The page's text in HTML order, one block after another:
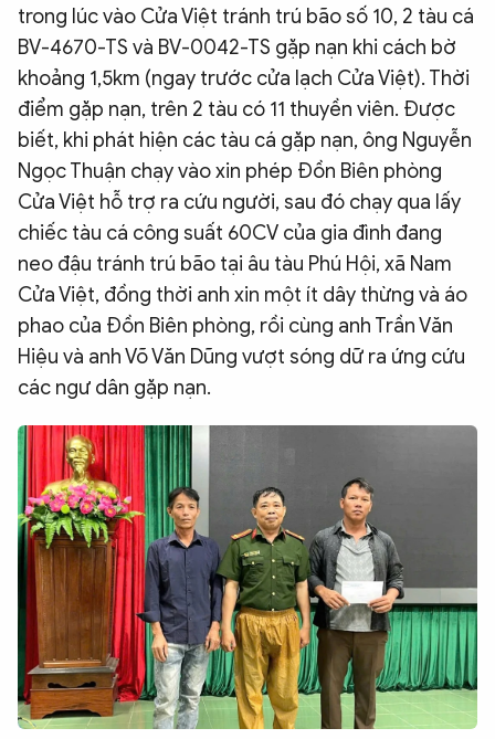
trong lúc vào Cửa Việt tránh trú bão số 10, 2 tàu cá
BV-4670-TS và BV-0042-TS gặp nạn khi cách bờ
khoảng 1,5km (ngay trước cửa lạch Cửa Việt). Thời
điểm gặp nạn, trên 2 tàu có 11 thuyền viên. Được
biết, khi phát hiện các tàu cá gặp nạn, ông Nguyễn
Ngọc Thuận chạy vào xin phép Đồn Biên phòng
Cửa Việt hỗ trợ ra cứu người, sau đó chạy qua lấy
chiếc tàu cá công suất 60CV của gia đình đang
neo đậu tránh trú bão tại âu tàu Phú Hội, xã Nam
Cửa Việt, đồng thời anh xin một ít dây thừng và áo
phao của Đồn Biên phòng, rồi cùng anh Trần Văn
Hiệu và anh Võ Văn Dũng vượt sóng dữ ra ứng cứu
các ngư dân gặp nạn.